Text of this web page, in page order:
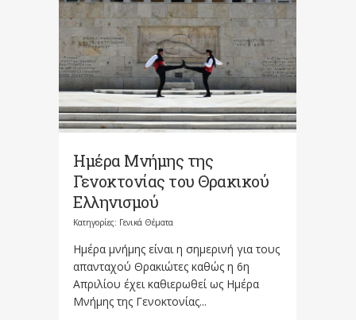
Ημέρα Μνήμης της
Γενοκτονίας του Θρακικού
Ελληνισμού
Κατηγορίες: Γενικά Θέματα
Ημέρα μνήμης είναι η σημερινή για τους
απανταχού Θρακιώτες καθώς η 6η
Απριλίου έχει καθιερωθεί ως Ημέρα
Μνήμης της Γενοκτονίας...